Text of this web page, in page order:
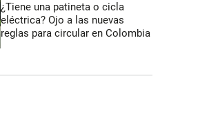
¿Tiene una patineta o cicla
eléctrica? Ojo a las nuevas
reglas para circular en Colombia